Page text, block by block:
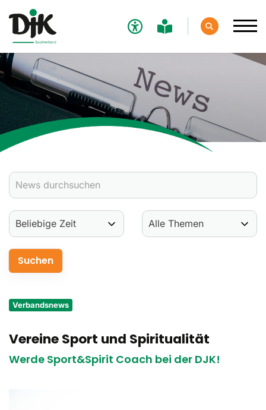
Verbandsnews
Vereine Sport und Spiritualität
Werde Sport&Spirit Coach bei der DJK!
Verband
Aktuelles
Verbands-News
Termine
Verantwortung
Aus- und Fortbildungen
Kontakt
Bundessportfest '26